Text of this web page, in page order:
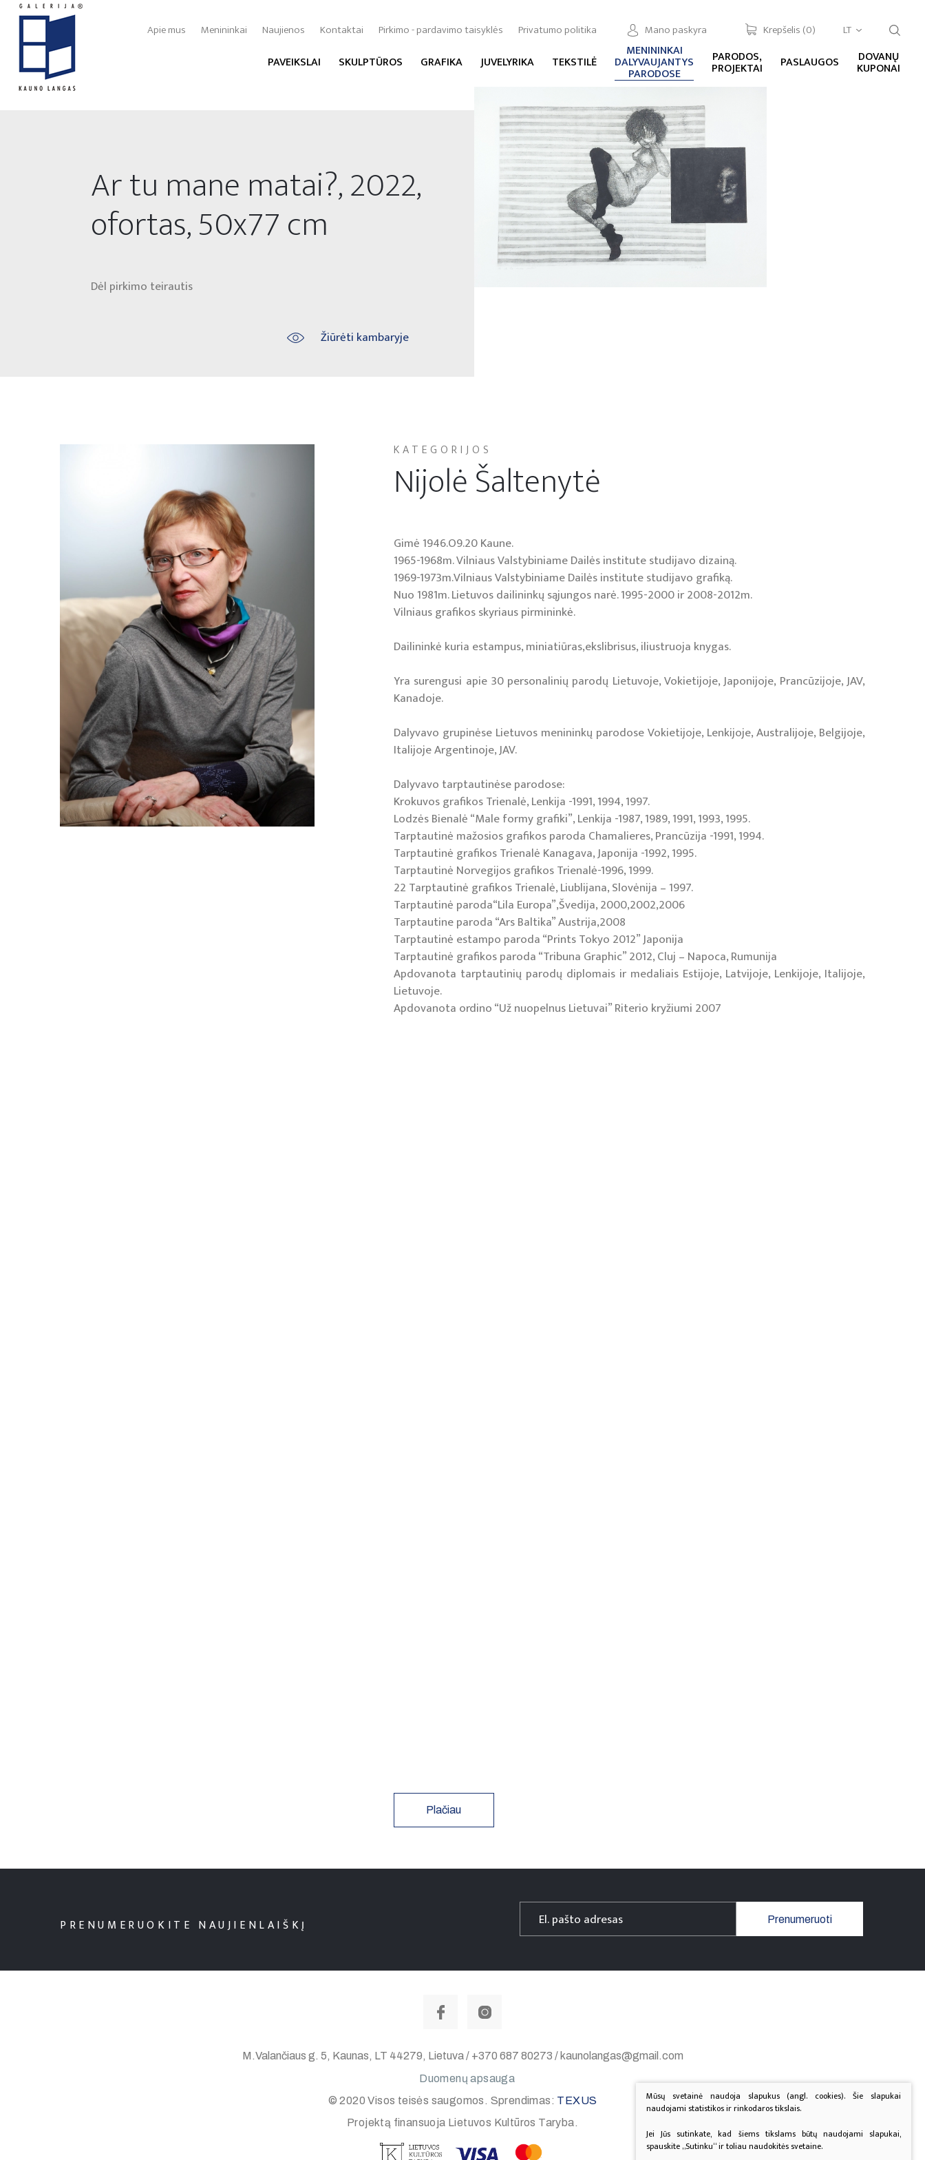
Apie mus Menininkai Naujienos Kontaktai Pirkimo - pardavimo taisyklės Privatumo politika Mano paskyra Krepšelis (0) LT
PAVEIKSLAI SKULPTŪROS GRAFIKA JUVELYRIKA TEKSTILĖ
MENININKAI
DALYVAUJANTYS
PARODOSE
PARODOS,
PROJEKTAI PASLAUGOS DOVANŲ
KUPONAI
Ar tu mane matai?, 2022,
ofortas, 50x77 cm
Dėl pirkimo teirautis
Žiūrėti kambaryje
KATEGORIJOS
Nijolė Šaltenytė
Gimė 1946.O9.20 Kaune.
1965-1968m. Vilniaus Valstybiniame Dailės institute studijavo dizainą.
1969-1973m.Vilniaus Valstybiniame Dailės institute studijavo grafiką.
Nuo 1981m. Lietuvos dailininkų sąjungos narė. 1995-2000 ir 2008-2012m.
Vilniaus grafikos skyriaus pirmininkė.
Dailininkė kuria estampus, miniatiūras,ekslibrisus, iliustruoja knygas.
Yra surengusi apie 30 personalinių parodų Lietuvoje, Vokietijoje, Japonijoje, Prancūzijoje, JAV,
Kanadoje.
Dalyvavo grupinėse Lietuvos menininkų parodose Vokietijoje, Lenkijoje, Australijoje, Belgijoje,
Italijoje Argentinoje, JAV.
Dalyvavo tarptautinėse parodose:
Krokuvos grafikos Trienalė, Lenkija -1991, 1994, 1997.
Lodzės Bienalė “Male formy grafiki”, Lenkija -1987, 1989, 1991, 1993, 1995.
Tarptautinė mažosios grafikos paroda Chamalieres, Prancūzija -1991, 1994.
Tarptautinė grafikos Trienalė Kanagava, Japonija -1992, 1995.
Tarptautinė Norvegijos grafikos Trienalė-1996, 1999.
22 Tarptautinė grafikos Trienalė, Liublijana, Slovėnija – 1997.
Tarptautinė paroda“Lila Europa”,Švedija, 2000,2002,2006
Tarptautine paroda “Ars Baltika” Austrija,2008
Tarptautinė estampo paroda “Prints Tokyo 2012” Japonija
Tarptautinė grafikos paroda “Tribuna Graphic” 2012, Cluj – Napoca, Rumunija
Apdovanota tarptautinių parodų diplomais ir medaliais Estijoje, Latvijoje, Lenkijoje, Italijoje,
Lietuvoje.
Apdovanota ordino “Už nuopelnus Lietuvai” Riterio kryžiumi 2007
Plačiau
PRENUMERUOKITE NAUJIENLAIŠKĮ Prenumeruoti
M.Valančiaus g. 5, Kaunas, LT 44279, Lietuva / +370 687 80273 / kaunolangas@gmail.com
Duomenų apsauga
© 2020 Visos teisės saugomos. Sprendimas: TEXUS
Projektą finansuoja Lietuvos Kultūros Taryba.
Mūsų svetainė naudoja slapukus (angl. cookies). Šie slapukai
naudojami statistikos ir rinkodaros tikslais.
Jei Jūs sutinkate, kad šiems tikslams būtų naudojami slapukai,
spauskite „Sutinku“ ir toliau naudokitės svetaine.